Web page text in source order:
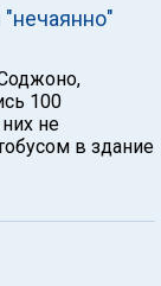
100
не
в здание